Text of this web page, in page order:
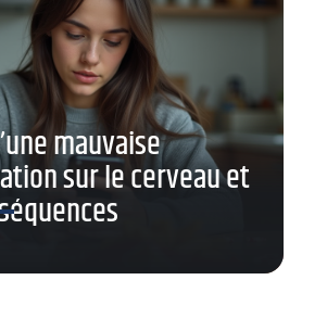
mauvaise
sur le cerveau et